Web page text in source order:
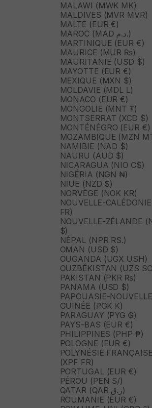
MALAWI (MWK MK)
MALDIVES (MVR MVR)
MALTE (EUR €)
MAROC (MAD د.م.)
MARTINIQUE (EUR €)
MAURICE (MUR ₨)
MAURITANIE (USD $)
MAYOTTE (EUR €)
MEXIQUE (MXN $)
MOLDAVIE (MDL L)
MONACO (EUR €)
MONGOLIE (MNT ₮)
MONTSERRAT (XCD $)
MONTÉNÉGRO (EUR €)
MOZAMBIQUE (MZN
NAMIBIE (NAD $)
NAURU (AUD $)
NICARAGUA (NIO C$)
NIGÉRIA (NGN ₦)
NIUE (NZD $)
NORVÈGE (NOK KR)
NOUVELLE-
FR)
NOUVELLE-ZÉLANDE
$)
NÉPAL (NPR RS.)
OMAN (USD $)
OUGANDA (UGX USH)
OUZBÉKISTAN (UZS
PAKISTAN (PKR ₨)
PANAMA (USD $)
PAPOUASIE-
GUINÉE (PGK K)
PARAGUAY (PYG ₲)
PAYS-BAS (EUR €)
PHILIPPINES (PHP ₱)
POLOGNE (EUR €)
POLYNÉSIE FRANÇAISE
(XPF FR)
PORTUGAL (EUR €)
PÉROU (PEN S/)
QATAR (QAR ر.ق)
ROUMANIE (EUR €)